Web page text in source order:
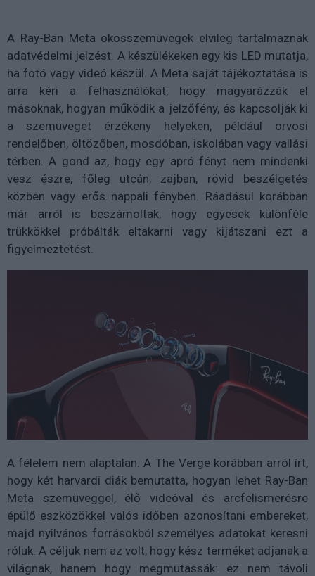
A Ray-Ban Meta okosszemüvegek elvileg tartalmaznak
adatvédelmi jelzést. A készülékeken egy kis LED mutatja,
ha fotó vagy videó készül. A Meta saját tájékoztatása is
arra kéri a felhasználókat, hogy magyarázzák el
másoknak, hogyan működik a jelzőfény, és kapcsolják ki
a szemüveget érzékeny helyeken, például orvosi
rendelőben, öltözőben, mosdóban, iskolában vagy vallási
térben. A gond az, hogy egy apró fényt nem mindenki
vesz észre, főleg utcán, zajban, rövid beszélgetés
közben vagy erős nappali fényben. Ráadásul korábban
már arról is beszámoltak, hogy egyesek különféle
trükkökkel próbálták eltakarni vagy kijátszani ezt a
figyelmeztetést.
A félelem nem alaptalan. A The Verge korábban arról írt,
hogy két harvardi diák bemutatta, hogyan lehet Ray-Ban
Meta szemüveggel, élő videóval és arcfelismerésre
épülő eszközökkel valós időben azonosítani embereket,
majd nyilvános forrásokból személyes adatokat keresni
róluk. A céljuk nem az volt, hogy kész terméket adjanak a
világnak, hanem hogy megmutassák: ez nem távoli